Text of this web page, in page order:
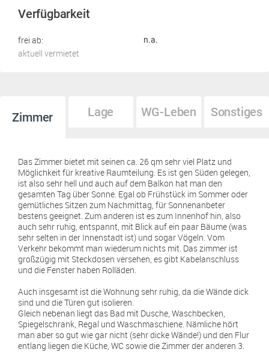
Verfügbarkeit
frei ab: n.a.
aktuell vermietet
Zimmer Lage WG-Leben Sonstiges
Das Zimmer bietet mit seinen ca. 26 qm sehr viel Platz und
Möglichkeit für kreative Raumteilung. Es ist gen Süden gelegen,
ist also sehr hell und auch auf dem Balkon hat man den
gesamten Tag über Sonne. Egal ob Frühstück im Sommer oder
gemütliches Sitzen zum Nachmittag, für Sonnenanbeter
bestens geeignet. Zum anderen ist es zum Innenhof hin, also
auch sehr ruhig, entspannt, mit Blick auf ein paar Bäume (was
sehr selten in der Innenstadt ist) und sogar Vögeln. Vom
Verkehr bekommt man wiederum nichts mit. Das zimmer ist
großzügig mit Steckdosen versehen, es gibt Kabelanschluss
und die Fenster haben Rolläden.
Auch insgesamt ist die Wohnung sehr ruhig, da die Wände dick
sind und die Türen gut isolieren.
Gleich nebenan liegt das Bad mit Dusche, Waschbecken,
Spiegelschrank, Regal und Waschmaschiene. Nämliche hört
man aber so gut wie gar nicht (sehr dicke Wände!) und den Flur
entlang liegen die Küche, WC sowie die Zimmer der anderen 3.